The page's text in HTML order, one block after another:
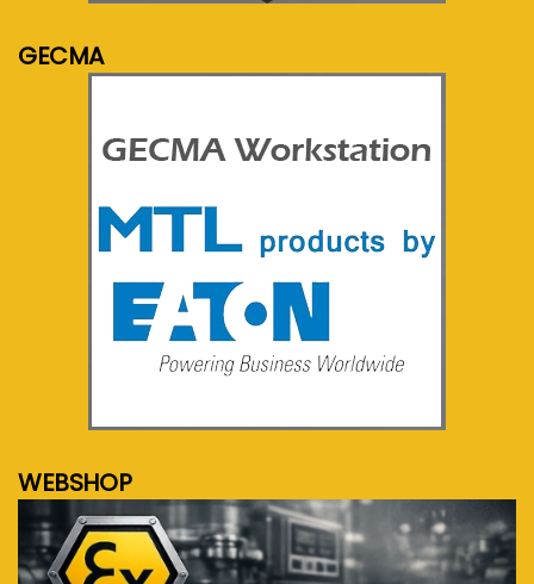
GECMA
WEBSHOP